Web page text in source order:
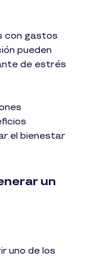
con gastos
pueden
de estrés
el bienestar
un
uno de los